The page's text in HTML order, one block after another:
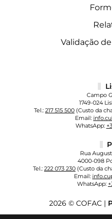
Validação
Campo
1749-024
Tel.: 217 515 500 (Custo da
Email:
WhatsApp:
Rua
4000-098
Tel.: 222 073 230 (Custo da
Email:
WhatsApp:
2026 © COFAC |